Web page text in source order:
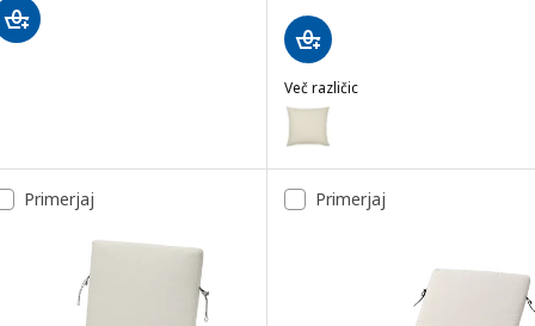
Več različic
HJÄRTERÖ
Možnost: HJÄRTERÖ,
Možnost: HJÄRTERÖ,
Primerjaj
Primerjaj